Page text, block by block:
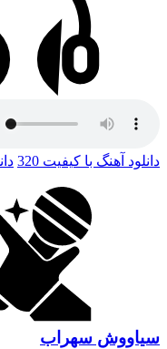
دانلود آهنگ با کیفیت 320
سیاووش سهراب